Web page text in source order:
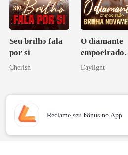
Seu brilho fala
por si
Cherish
O diamante
empoeirado
brilha
Daylight
Reclame seu bônus no App